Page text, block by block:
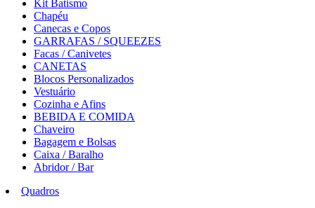
Kit Batismo
Chapéu
Canecas e Copos
GARRAFAS / SQUEEZES
Facas / Canivetes
CANETAS
Blocos Personalizados
Vestuário
Cozinha e Afins
BEBIDA E COMIDA
Chaveiro
Bagagem e Bolsas
Caixa / Baralho
Abridor / Bar
Quadros